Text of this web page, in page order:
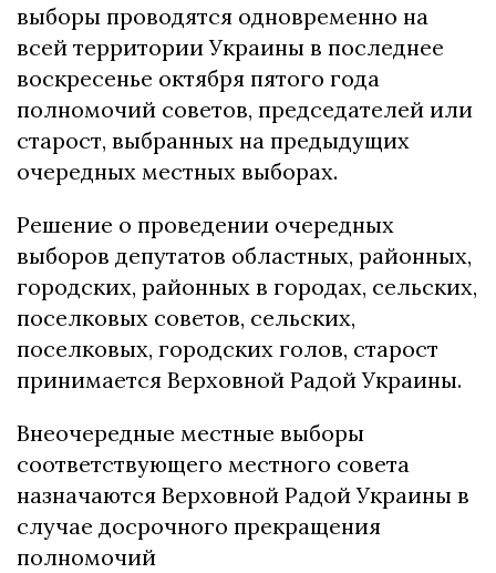
выборы проводятся одновременно на
всей территории Украины в последнее
воскресенье октября пятого года
полномочий советов, председателей или
старост, выбранных на предыдущих
очередных местных выборах.
Решение о проведении очередных
выборов депутатов областных, районных,
городских, районных в городах, сельских,
поселковых советов, сельских,
поселковых, городских голов, старост
принимается Верховной Радой Украины.
Внеочередные местные выборы
соответствующего местного совета
назначаются Верховной Радой Украины в
случае досрочного прекращения
полномочий